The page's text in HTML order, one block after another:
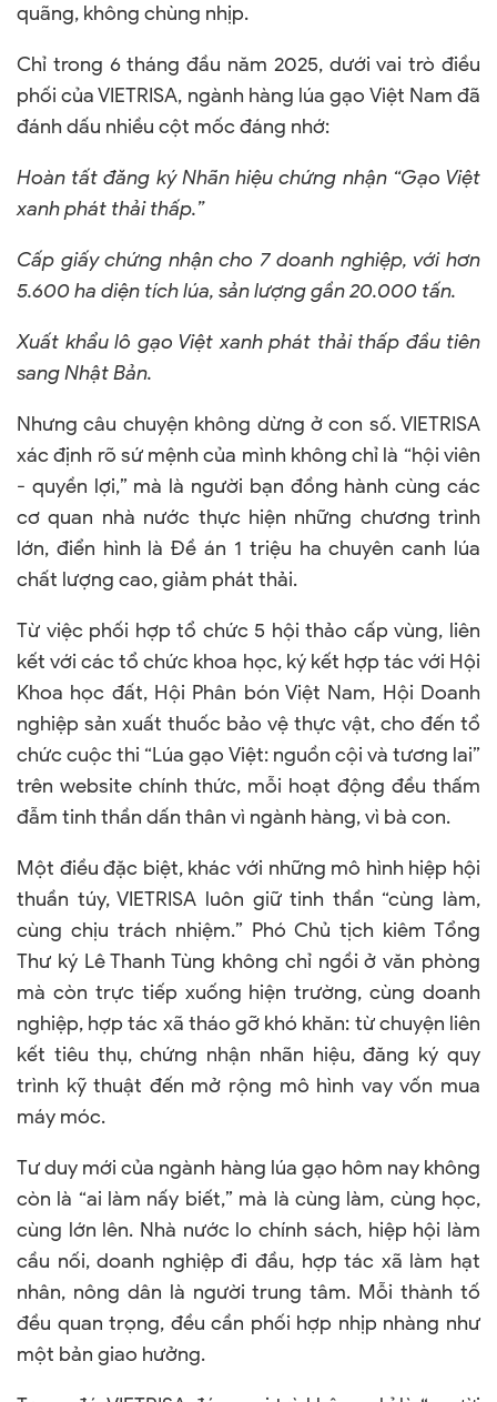
quãng, không chùng nhịp.
Chỉ trong 6 tháng đầu năm 2025, dưới vai trò điều
phối của VIETRISA, ngành hàng lúa gạo Việt Nam đã
đánh dấu nhiều cột mốc đáng nhớ:
Hoàn tất đăng ký Nhãn hiệu chứng nhận “Gạo Việt
xanh phát thải thấp.”
Cấp giấy chứng nhận cho 7 doanh nghiệp, với hơn
5.600 ha diện tích lúa, sản lượng gần 20.000 tấn.
Xuất khẩu lô gạo Việt xanh phát thải thấp đầu tiên
sang Nhật Bản.
Nhưng câu chuyện không dừng ở con số. VIETRISA
xác định rõ sứ mệnh của mình không chỉ là “hội viên
- quyền lợi,” mà là người bạn đồng hành cùng các
cơ quan nhà nước thực hiện những chương trình
lớn, điển hình là Đề án 1 triệu ha chuyên canh lúa
chất lượng cao, giảm phát thải.
Từ việc phối hợp tổ chức 5 hội thảo cấp vùng, liên
kết với các tổ chức khoa học, ký kết hợp tác với Hội
Khoa học đất, Hội Phân bón Việt Nam, Hội Doanh
nghiệp sản xuất thuốc bảo vệ thực vật, cho đến tổ
chức cuộc thi “Lúa gạo Việt: nguồn cội và tương lai”
trên website chính thức, mỗi hoạt động đều thấm
đẫm tinh thần dấn thân vì ngành hàng, vì bà con.
Một điều đặc biệt, khác với những mô hình hiệp hội
thuần túy, VIETRISA luôn giữ tinh thần “cùng làm,
cùng chịu trách nhiệm.” Phó Chủ tịch kiêm Tổng
Thư ký Lê Thanh Tùng không chỉ ngồi ở văn phòng
mà còn trực tiếp xuống hiện trường, cùng doanh
nghiệp, hợp tác xã tháo gỡ khó khăn: từ chuyện liên
kết tiêu thụ, chứng nhận nhãn hiệu, đăng ký quy
trình kỹ thuật đến mở rộng mô hình vay vốn mua
máy móc.
Tư duy mới của ngành hàng lúa gạo hôm nay không
còn là “ai làm nấy biết,” mà là cùng làm, cùng học,
cùng lớn lên. Nhà nước lo chính sách, hiệp hội làm
cầu nối, doanh nghiệp đi đầu, hợp tác xã làm hạt
nhân, nông dân là người trung tâm. Mỗi thành tố
đều quan trọng, đều cần phối hợp nhịp nhàng như
một bản giao hưởng.